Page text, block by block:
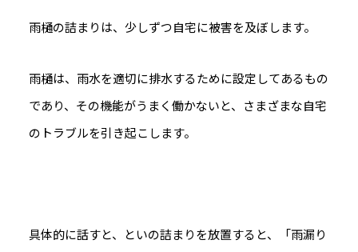
雨樋の詰まりは、少しずつ自宅に被害を及ぼします。
雨樋は、雨水を適切に排水するために設定してあるもの
であり、その機能がうまく働かないと、さまざまな自宅
のトラブルを引き起こします。
具体的に話すと、といの詰まりを放置すると、「雨漏り